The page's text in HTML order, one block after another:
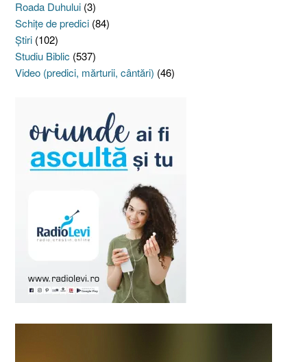
Roada Duhului (3)
Schiţe de predici (84)
Ştiri (102)
Studiu Biblic (537)
Video (predici, mărturii, cântări) (46)